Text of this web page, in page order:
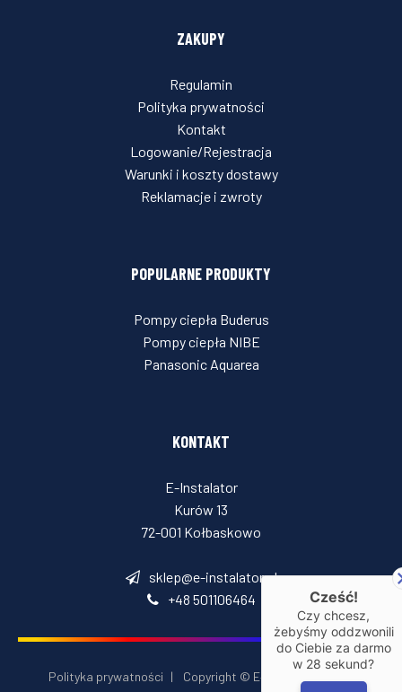
ZAKUPY
Regulamin
Polityka prywatności
Kontakt
Logowanie/Rejestracja
Warunki i koszty dostawy
Reklamacje i zwroty
POPULARNE PRODUKTY
Pompy ciepła Buderus
Pompy ciepła NIBE
Panasonic Aquarea
KONTAKT
E-Instalator
Kurów 13
72-001 Kołbaskowo
sklep@e-instalator.pl
+48 501106464
Polityka prywatności | Copyright © E‑Installator 2026
Cześć!
Czy chcesz,
żebyśmy oddzwonili
do Ciebie za darmo
w 28 sekund?